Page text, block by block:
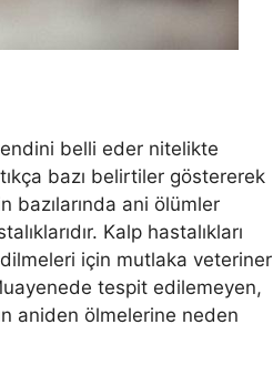
belli eder nitelikte
bazı belirtiler göstererek
bazılarında ani ölümler
Kalp hastalıkları
için mutlaka veteriner
tespit edilemeyen,
aniden ölmelerine neden